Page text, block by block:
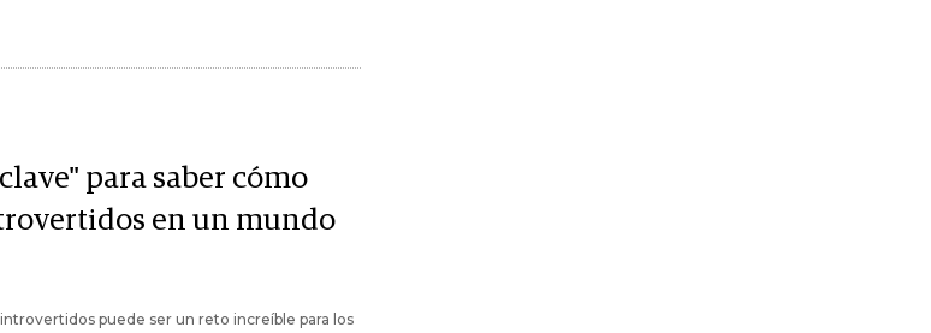
para saber cómo
en un mundo
puede ser un reto increíble para los